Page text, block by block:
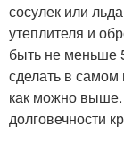
сосулек или
утеплителя и
быть не меньше
сделать в
как можно
долговечности